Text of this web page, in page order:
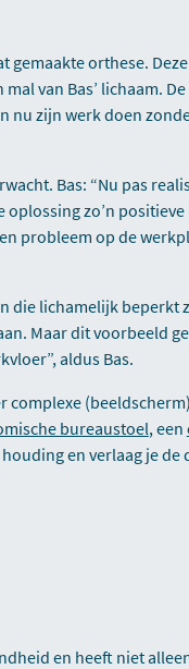
gemaakte orthese.
van Bas’ lichaam.
nu zijn werk doen
Bas: “Nu pas
zo’n
probleem op de
die lichamelijk beperkt
Maar dit voorbeeld
aldus Bas.
complexe
bureaustoel, een
en verlaag je
en heeft niet